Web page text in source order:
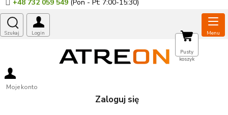
+48 732 059 549
Moje konto
Zaloguj się
KOSZYK
Pusty
koszyk